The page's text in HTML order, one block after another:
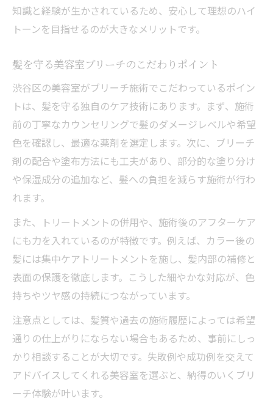
知識と経験が生かされているため、安心して理想のハイ
トーンを目指せるのが大きなメリットです。
髪を守る美容室ブリーチのこだわりポイント
渋谷区の美容室がブリーチ施術でこだわっているポイン
トは、髪を守る独自のケア技術にあります。まず、施術
前の丁寧なカウンセリングで髪のダメージレベルや希望
色を確認し、最適な薬剤を選定します。次に、ブリーチ
剤の配合や塗布方法にも工夫があり、部分的な塗り分け
や保湿成分の追加など、髪への負担を減らす施術が行わ
れます。
また、トリートメントの併用や、施術後のアフターケア
にも力を入れているのが特徴です。例えば、カラー後の
髪には集中ケアトリートメントを施し、髪内部の補修と
表面の保護を徹底します。こうした細やかな対応が、色
持ちやツヤ感の持続につながっています。
注意点としては、髪質や過去の施術履歴によっては希望
通りの仕上がりにならない場合もあるため、事前にしっ
かり相談することが大切です。失敗例や成功例を交えて
アドバイスしてくれる美容室を選ぶと、納得のいくブリ
ーチ体験が叶います。